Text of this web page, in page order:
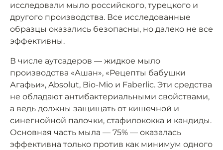
исследовали мыло российского, турецкого и
другого производства. Все исследованные
образцы оказались безопасны, но далеко не все
эффективны.
В числе аутсадеров — жидкое мыло
производства «Ашан», «Рецепты бабушки
Агафьи», Absolut, Bio-Mio и Faberlic. Эти средства
не обладают антибактериальными свойствами,
а ведь должны защищать от кишечной и
синегнойной палочки, стафилококка и кандиды.
Основная часть мыла — 75% — оказалась
эффективна только против как минимум одного